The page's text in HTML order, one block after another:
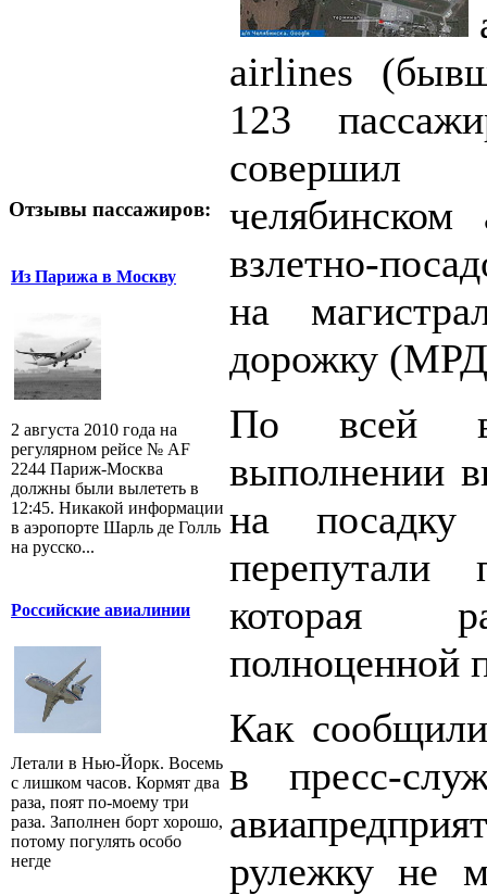
Отзывы пассажиров:
Из Парижа в Москву
2 августа 2010 года на
регулярном рейсе № AF
2244 Париж-Москва
должны были вылететь в
12:45. Никакой информации
в аэропорте Шарль де Голль
на русско...
Российские авиалинии
Летали в Нью-Йорк. Восемь
с лишком часов. Кормят два
раза, поят по-моему три
раза. Заполнен борт хорошо,
потому погулять особо
негде
airlines
123
взлетно-
на
дорожку
По всей
выполнении
на посадку
которая
полноценной
Как
в пресс-
рулежку не